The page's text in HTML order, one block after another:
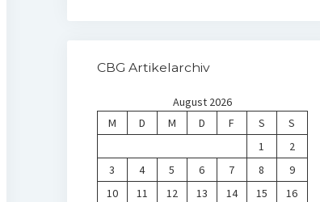
CBG Artikelarchiv
August 2026
M
D M D F S
S
1
2
3
4 5 6 7 8
9
10
11 12 13 14 15
16